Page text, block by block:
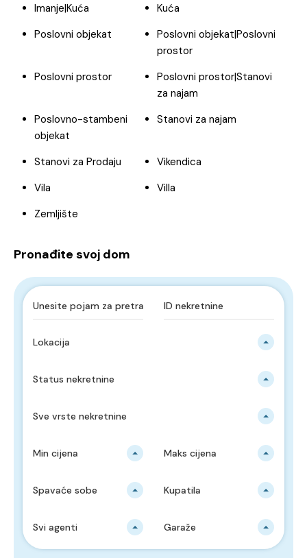
Imanje|Kuća
Kuća
Poslovni objekat
Poslovni objekat|Poslovni
prostor
Poslovni prostor
Poslovni prostor|Stanovi
za najam
Poslovno-stambeni
objekat
Stanovi za najam
Stanovi za Prodaju
Vikendica
Vila
Villa
Zemljište
Pronađite svoj dom
Lokacija
Status nekretnine
Sve vrste nekretnine
Min cijena Maks cijena
Spavaće sobe Kupatila
Svi agenti Garaže